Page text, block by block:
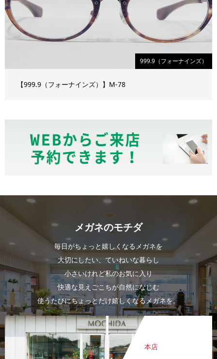
999.9（フォーナインズ）
【999.9（フォーナインズ）】M-78
メガネのモチダ
毎日がちょっと嬉しくなるメガネを
大切にしたい、ていねいな暮らし
小さいけれど私のお気に入り
快適な見えごこちが自然になじむ
使うたびにちょっとだけ嬉しくなるメガネを。
本店